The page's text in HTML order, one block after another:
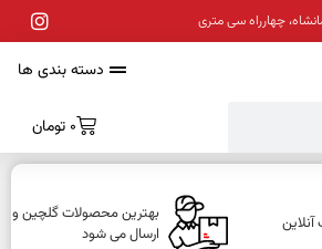
چهارراه سی متری
دسته بندی ها
0 تومان
بهترین محصولات گلچین و
ارسال می شود